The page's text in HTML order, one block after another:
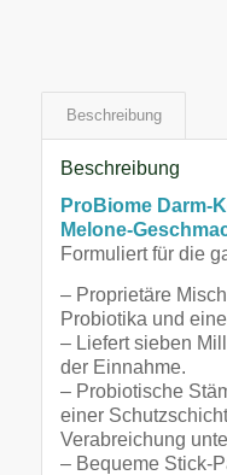
Beschreibung
Beschreibung
ProBiome Darm-
Melone-
Formuliert für die
– Proprietäre
Probiotika und
– Liefert sieben
der Einnahme.
– Probiotische
einer
Verabreichung
– Bequeme Stick-